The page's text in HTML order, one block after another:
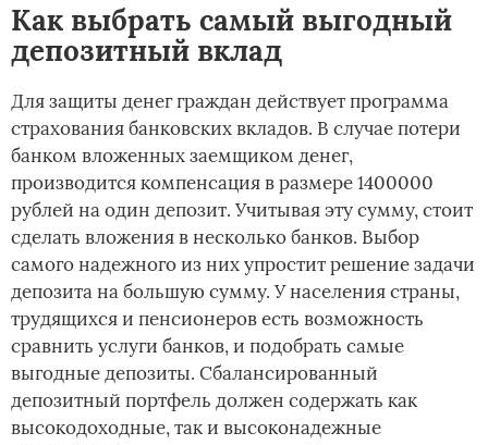
Как выбрать самый выгодный
депозитный вклад
Для защиты денег граждан действует программа
страхования банковских вкладов. В случае потери
банком вложенных заемщиком денег,
производится компенсация в размере 1400000
рублей на один депозит. Учитывая эту сумму, стоит
сделать вложения в несколько банков. Выбор
самого надежного из них упростит решение задачи
депозита на большую сумму. У населения страны,
трудящихся и пенсионеров есть возможность
сравнить услуги банков, и подобрать самые
выгодные депозиты. Сбалансированный
депозитный портфель должен содержать как
высокодоходные, так и высоконадежные